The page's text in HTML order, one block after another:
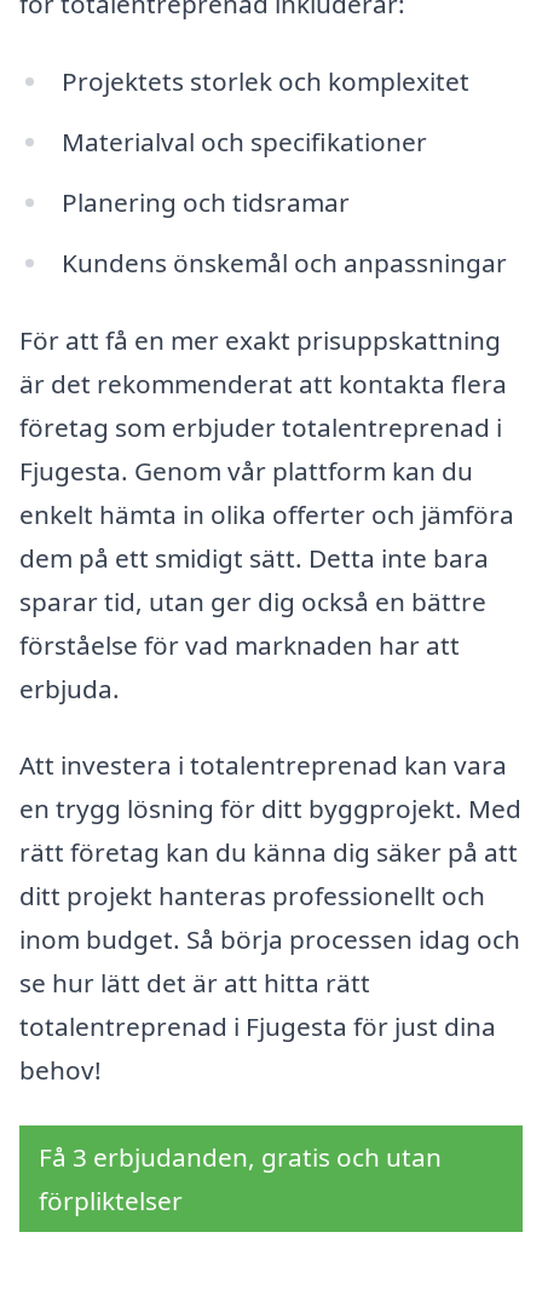
Projektets storlek och komplexitet
Materialval och specifikationer
Planering och tidsramar
Kundens önskemål och anpassningar
För att få en mer exakt prisuppskattning
är det rekommenderat att kontakta flera
företag som erbjuder totalentreprenad i
Fjugesta. Genom vår plattform kan du
enkelt hämta in olika offerter och jämföra
dem på ett smidigt sätt. Detta inte bara
sparar tid, utan ger dig också en bättre
förståelse för vad marknaden har att
erbjuda.
Att investera i totalentreprenad kan vara
en trygg lösning för ditt byggprojekt. Med
rätt företag kan du känna dig säker på att
ditt projekt hanteras professionellt och
inom budget. Så börja processen idag och
se hur lätt det är att hitta rätt
totalentreprenad i Fjugesta för just dina
behov!
Få 3 erbjudanden, gratis och utan
förpliktelser